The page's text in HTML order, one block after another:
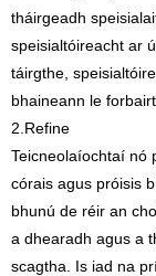
tháirgeadh
speisialtóireacht ar
táirgthe,
bhaineann le
2.Refine
Teicneolaíochtaí nó
córais agus próisis
bhunú de réir an
a dhearadh agus a
scagtha. Is iad na